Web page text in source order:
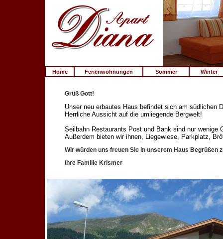
Home Ferienwohnungen Sommer Winter
Grüß Gott!
Unser neu erbautes Haus befindet sich am südlichen
Herrliche Aussicht auf die umliegende Bergwelt!
Seilbahn Restaurants Post und Bank sind nur wenige
Außerdem bieten wir ihnen, Liegewiese, Parkplatz,
Wir würden uns freuen Sie in unserem Haus Begrüßen
Ihre Familie Krismer